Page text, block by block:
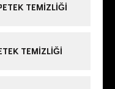
TEMIZLIĞI
TEMIZLIĞI